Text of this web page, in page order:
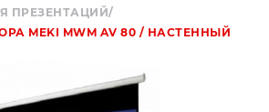
ПРЕЗЕНТАЦИЙ/
MEKI MWM AV 80 / НАСТЕННЫЙ